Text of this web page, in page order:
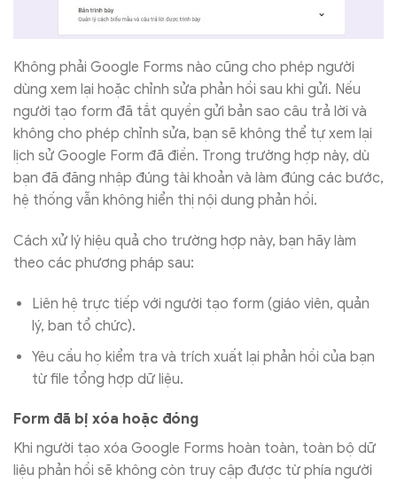
Không phải Google Forms nào cũng cho phép người
dùng xem lại hoặc chỉnh sửa phản hồi sau khi gửi. Nếu
người tạo form đã tắt quyền gửi bản sao câu trả lời và
không cho phép chỉnh sửa, bạn sẽ không thể tự xem lại
lịch sử Google Form đã điền. Trong trường hợp này, dù
bạn đã đăng nhập đúng tài khoản và làm đúng các bước,
hệ thống vẫn không hiển thị nội dung phản hồi.
Cách xử lý hiệu quả cho trường hợp này, bạn hãy làm
theo các phương pháp sau:
Liên hệ trực tiếp với người tạo form (giáo viên, quản
lý, ban tổ chức).
Yêu cầu họ kiểm tra và trích xuất lại phản hồi của bạn
từ file tổng hợp dữ liệu.
Form đã bị xóa hoặc đóng
Khi người tạo xóa Google Forms hoàn toàn, toàn bộ dữ
liệu phản hồi sẽ không còn truy cập được từ phía người